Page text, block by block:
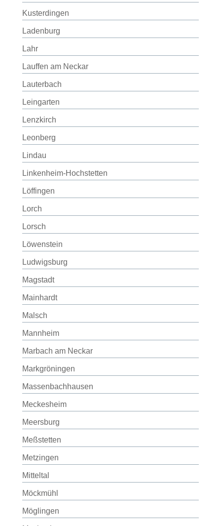
Kusterdingen
Ladenburg
Lahr
Lauffen am Neckar
Lauterbach
Leingarten
Lenzkirch
Leonberg
Lindau
Linkenheim-Hochstetten
Löffingen
Lorch
Lorsch
Löwenstein
Ludwigsburg
Magstadt
Mainhardt
Malsch
Mannheim
Marbach am Neckar
Markgröningen
Massenbachhausen
Meckesheim
Meersburg
Meßstetten
Metzingen
Mitteltal
Möckmühl
Möglingen